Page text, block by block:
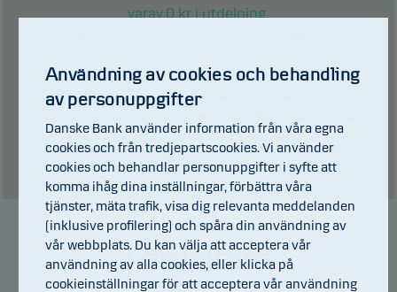
varav0kr i utdelning.
Tidigare resultat är ingen garanti för framtida resultat. Framtida
avkastning kan bli negativ. Om fondens andelar är noterade i en annan
avkastningen öka och minska som en följd av valutakursrörelser.
Förvaltare
Användning av cookies och behandling
av personuppgifter
Danske Bank använder information från våra egna
cookies och från tredjepartscookies. Vi använder
cookies och behandlar personuppgifter i syfte att
komma ihåg dina inställningar, förbättra våra
tjänster, mäta trafik, visa dig relevanta meddelanden
(inklusive profilering) och spåra din användning av
vår webbplats. Du kan välja att acceptera vår
användning av alla cookies, eller klicka på
cookieinställningar för att acceptera vår användning